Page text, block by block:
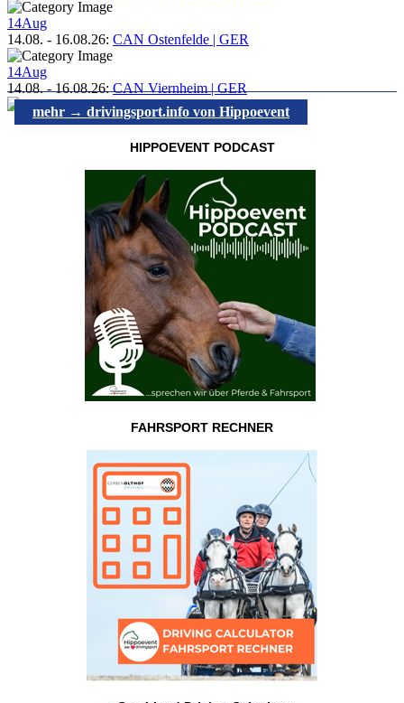
14Aug
14.08. - 16.08.26: CAN Ostenfelde | GER
14Aug
14.08.-16.08.26:CAN Viernheim | GER
mehr → drivingsport.info von Hippoevent
HIPPOEVENT PODCAST
FAHRSPORT RECHNER